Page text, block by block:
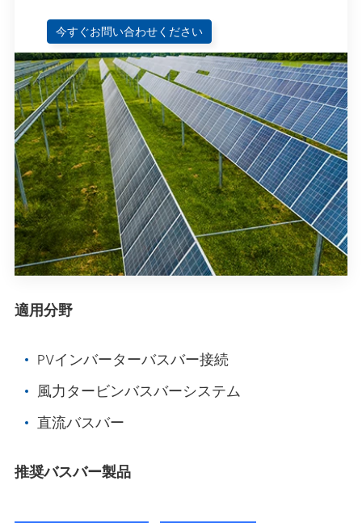
今すぐお問い合わせください
適用分野
PVインバーターバスバー接続
風力タービンバスバーシステム
直流バスバー
推奨バスバー製品